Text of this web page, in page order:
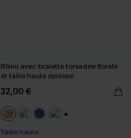
Bikini avec bralette torsadée florale
et taille haute épissée
32,00 €
Taille haute